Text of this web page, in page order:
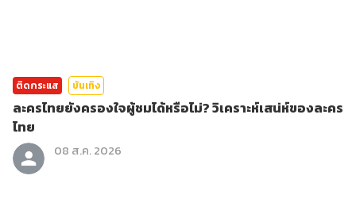
ติดกระแส บันเทิง
ละครไทยยังครองใจผู้ชมได้หรือไม่? วิเคราะห์เสน่ห์ของละคร
ไทย
08 ส.ค. 2026